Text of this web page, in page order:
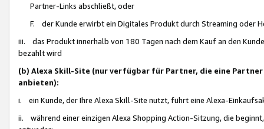
Partner-Links abschließt, oder
F. der Kunde erwirbt ein Digitales Produkt durch Streaming oder
iii. das Produkt innerhalb von 180 Tagen nach dem Kauf an den
bezahlt wird
(b) Alexa Skill-Site (nur verfügbar für Partner, die eine
anbieten):
i. ein Kunde, der Ihre Alexa Skill-Site nutzt, führt eine Alexa-
ii. während einer einzigen Alexa Shopping Action-Sitzung, die